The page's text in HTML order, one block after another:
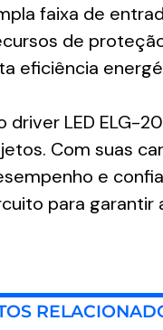
faixa de
de
eficiência
driver LED ELG-
Com suas
e
para garantir